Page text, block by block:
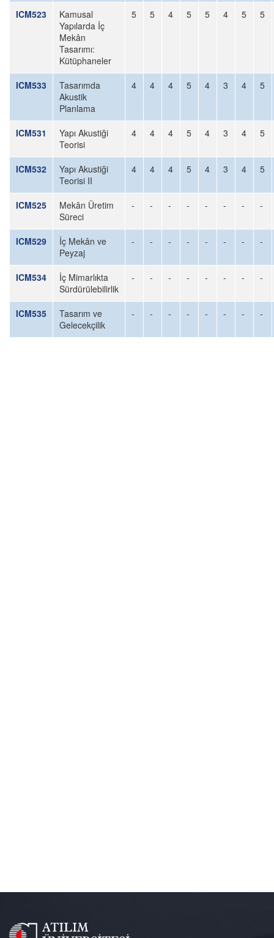
ICM523
Kamusal
Yapılarda İç
Mekân
Tasarımı:
Kütüphaneler
5 5 4 5 5 4 5 5
ICM533
Tasarımda
Akustik
Planlama
4 4 4 5 4 3 4 5
ICM531
Yapı Akustiği
Teorisi
4 4 4 5 4 3 4 5
ICM532
Yapı Akustiği
Teorisi II
4 4 4 5 4 3 4 5
ICM525
Mekân Üretim
Süreci
- - - - - - - -
ICM529
İç Mekân ve
Peyzaj
- - - - - - - -
ICM534
İç Mimarlıkta
Sürdürülebilirlik
- - - - - - - -
ICM535
Tasarım ve
Gelecekçilik
- - - - - - - -